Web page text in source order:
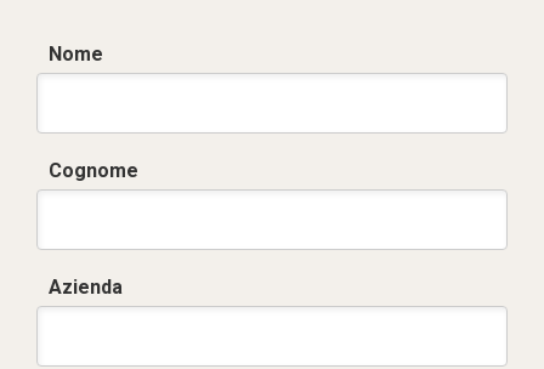
Nome
Cognome
Azienda